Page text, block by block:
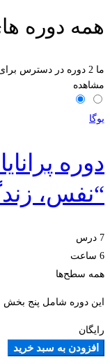
همه دوره
ما 2 دوره در دسترس برای
مشاهده
یوگا
دوره
“نفس،
7 درس
6 ساعت
همه سطح‌ها
این دوره شامل پنج بخش با ۲۸ درس منحصربه‌فرد
رایگان
افزودن به سبد خرید